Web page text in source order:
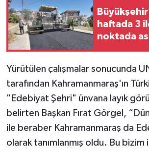
haftada 3
noktada
Yürütülen çalışmalar sonucunda
tarafından Kahramanmaraş'ın
"Edebiyat Şehri" ünvana layık
belirten Başkan Fırat Görgel,
ile beraber Kahramanmaraş da
olarak tanımlanmış oldu. Bu